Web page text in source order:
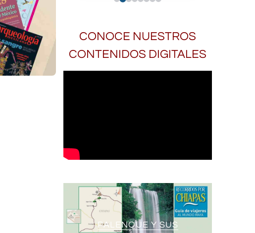
CONOCE NUESTROS
CONTENIDOS DIGITALES
PALENQUE Y SUS